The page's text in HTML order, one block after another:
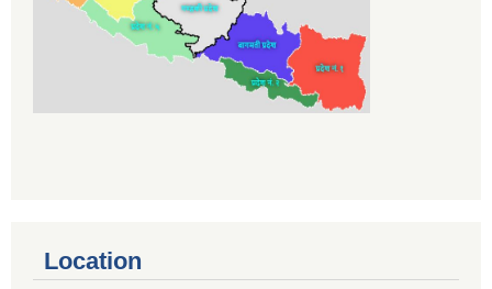
Location